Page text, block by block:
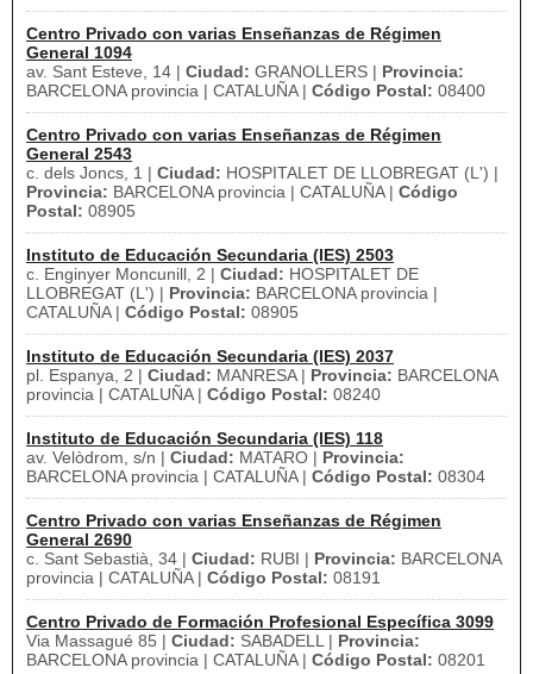
Centro Privado con varias Enseñanzas de Régimen
General 1094
av. Sant Esteve, 14 | Ciudad: GRANOLLERS | Provincia:
BARCELONA provincia | CATALUÑA | Código Postal: 08400
Centro Privado con varias Enseñanzas de Régimen
General 2543
c. dels Joncs, 1 | Ciudad: HOSPITALET DE LLOBREGAT (L') |
Provincia: BARCELONA provincia | CATALUÑA | Código
Postal: 08905
Instituto de Educación Secundaria (IES) 2503
c. Enginyer Moncunill, 2 | Ciudad: HOSPITALET DE
LLOBREGAT (L') | Provincia: BARCELONA provincia |
CATALUÑA | Código Postal: 08905
Instituto de Educación Secundaria (IES) 2037
pl. Espanya, 2 | Ciudad: MANRESA | Provincia: BARCELONA
provincia | CATALUÑA | Código Postal: 08240
Instituto de Educación Secundaria (IES) 118
av. Velòdrom, s/n | Ciudad: MATARO | Provincia:
BARCELONA provincia | CATALUÑA | Código Postal: 08304
Centro Privado con varias Enseñanzas de Régimen
General 2690
c. Sant Sebastià, 34 | Ciudad: RUBI | Provincia: BARCELONA
provincia | CATALUÑA | Código Postal: 08191
Centro Privado de Formación Profesional Específica 3099
Via Massagué 85 | Ciudad: SABADELL | Provincia:
BARCELONA provincia | CATALUÑA | Código Postal: 08201